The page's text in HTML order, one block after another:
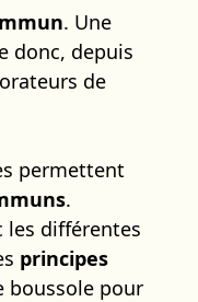
. Une
donc, depuis
de
permettent
.
les différentes
principes
boussole pour